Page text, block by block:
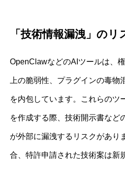
「技術情報漏洩」のリ
OpenClawなどのAIツールは、
上の脆弱性、プラグインの毒物
を内包しています。これらのツ
を作成する際、技術開示書など
が外部に漏洩するリスクがあり
合、特許申請された技術案は新